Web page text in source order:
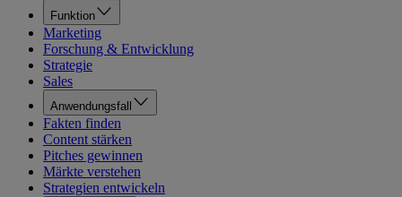
Funktion
Marketing
Forschung & Entwicklung
Strategie
Sales
Anwendungsfall
Fakten finden
Content stärken
Pitches gewinnen
Märkte verstehen
Strategien entwickeln